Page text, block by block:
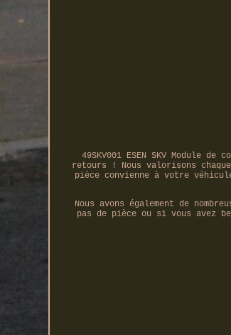
49SKV001 ESEN SKV Module
retours ! Nous valorisons
pièce convienne à votre
Nous avons également de
pas de pièce ou si vous avez